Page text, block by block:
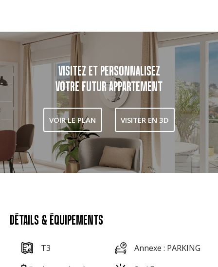
VISITEZ ET PERSONNALISEZ
VOTRE FUTUR APPARTEMENT
VOIR LE PLAN VISITER EN 3D
DÉTAILS & ÉQUIPEMENTS
T3
Annexe : PARKING